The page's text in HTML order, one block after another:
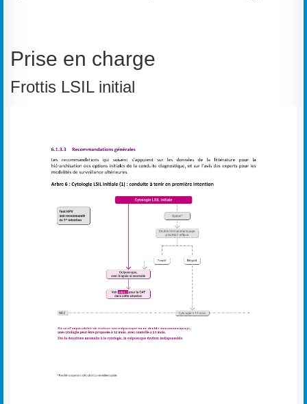
Prise en charge
Frottis LSIL initial